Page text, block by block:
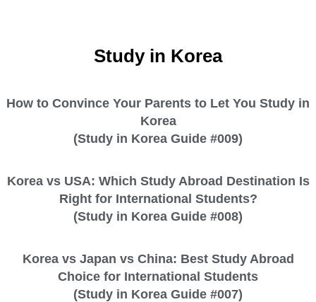
Study in Korea
How to Convince Your Parents to Let You Study in
Korea
(Study in Korea Guide #009)
Korea vs USA: Which Study Abroad Destination Is
Right for International Students?
(Study in Korea Guide #008)
Korea vs Japan vs China: Best Study Abroad
Choice for International Students
(Study in Korea Guide #007)